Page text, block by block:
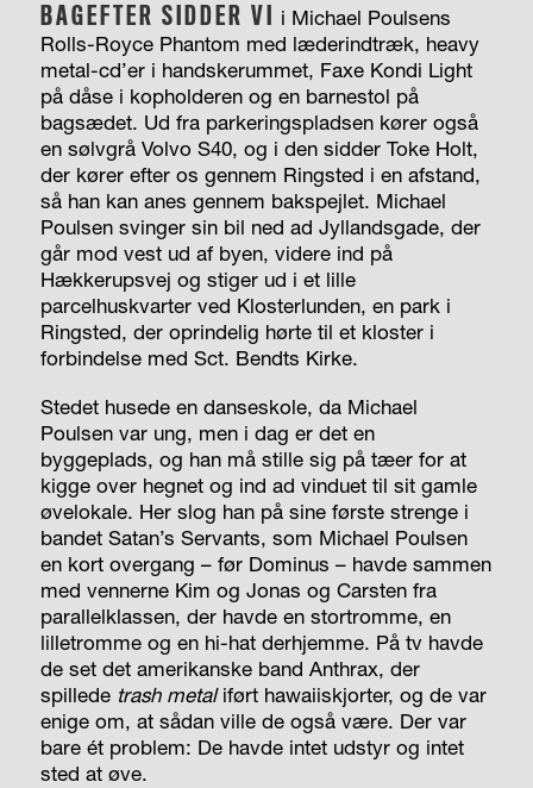
BAGEFTER SIDDER VI
i Michael Poulsens
Rolls-Royce Phantom med læderindtræk, heavy
metal-cd’er i handskerummet, Faxe Kondi Light
på dåse i kopholderen og en barnestol på
bagsædet. Ud fra parkeringspladsen kører også
en sølvgrå Volvo S40, og i den sidder Toke Holt,
der kører efter os gennem Ringsted i en afstand,
så han kan anes gennem bakspejlet. Michael
Poulsen svinger sin bil ned ad Jyllandsgade, der
går mod vest ud af byen, videre ind på
Hækkerupsvej og stiger ud i et lille
parcelhuskvarter ved Klosterlunden, en park i
Ringsted, der oprindelig hørte til et kloster i
forbindelse med Sct. Bendts Kirke.
Stedet husede en danseskole, da Michael
Poulsen var ung, men i dag er det en
byggeplads, og han må stille sig på tæer for at
kigge over hegnet og ind ad vinduet til sit gamle
øvelokale. Her slog han på sine første strenge i
bandet Satan’s Servants, som Michael Poulsen
en kort overgang – før Dominus – havde sammen
med vennerne Kim og Jonas og Carsten fra
parallelklassen, der havde en stortromme, en
lilletromme og en hi-hat derhjemme. På tv havde
de set det amerikanske band Anthrax, der
spillede trash metaliført hawaiiskjorter, og de var
enige om, at sådan ville de også være. Der var
bare ét problem: De havde intet udstyr og intet
sted at øve.